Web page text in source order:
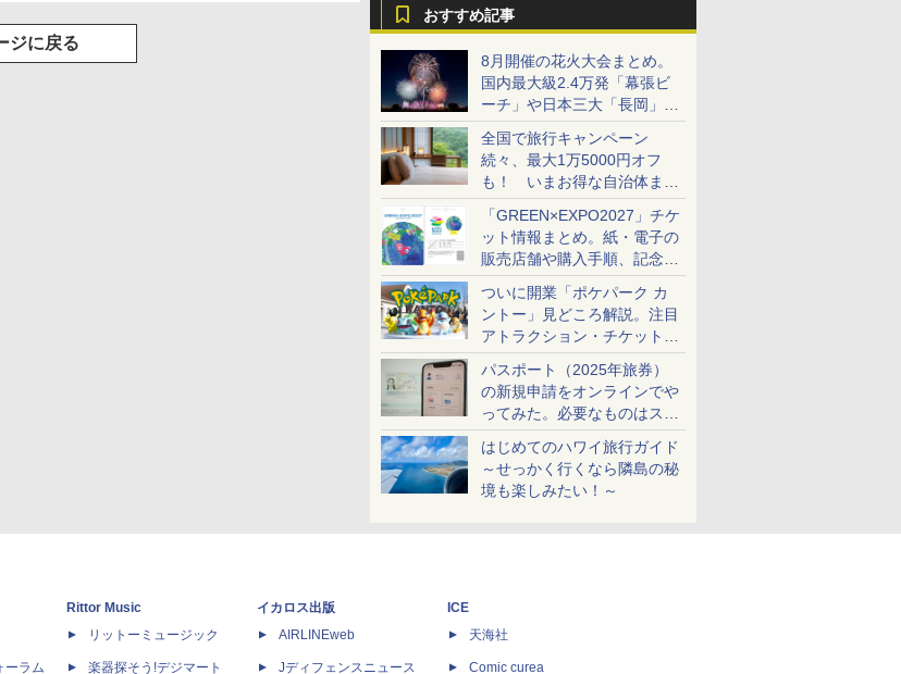
おすすめ記事
8月開催の花火大会まとめ。
国内最大級2.4万発「幕張ビ
ーチ」や日本三大「長岡」な
ど大型イベント目白押し！
全国で旅行キャンペーン
続々、最大1万5000円オフ
も！ いまお得な自治体まと
め
「GREEN×EXPO2027」チケ
ット情報まとめ。紙・電子の
販売店舗や購入手順、記念チ
ケットも解説
ついに開業「ポケパーク カ
ントー」見どころ解説。注目
アトラクション・チケット手
配・来場前に必要な準備は？
パスポート（2025年旅券）
の新規申請をオンラインでや
ってみた。必要なものはスマ
ホとマイナカードのみ
はじめてのハワイ旅行ガイド
～せっかく行くなら隣島の秘
境も楽しみたい！～
ジに戻る
ーラム
Rittor Music
リットーミュージック
楽器探そう!デジマート
イカロス出版
AIRLINEweb
Jディフェンスニュース
ICE
天海社
Comic curea